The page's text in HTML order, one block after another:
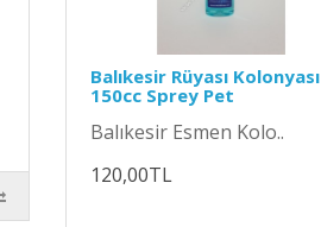
Balıkesir Rüyası Kolonyası
150cc Sprey Pet
Balıkesir Esmen Kolo..
120,00TL